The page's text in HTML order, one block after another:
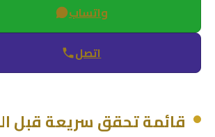
واتساب
اتصل
قائمة تحقق سريعة قبل